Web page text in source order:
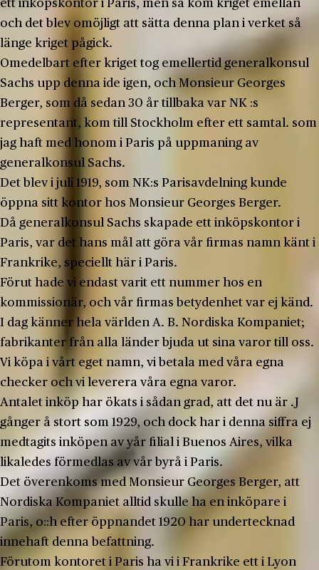
ett inköpskontor i Paris, men så kom kriget emellan
och det blev omöjligt att sätta denna plan i verket så
länge kriget pågick.
Omedelbart efter kriget tog emellertid generalkonsul
Sachs upp denna ide igen, och Monsieur Georges
Berger, som då sedan 30 år tillbaka var NK :s
representant, kom till Stockholm efter ett samtal. som
jag haft med honom i Paris på uppmaning av
generalkonsul Sachs.
Det blev i juli 1919, som NK:s Parisavdelning kunde
öppna sitt kontor hos Monsieur Georges Berger.
Då generalkonsul Sachs skapade ett inköpskontor i
Pa­ris, var det hans mål att göra vår firmas namn känt i
Frank­rike, speciellt här i Paris.
Förut hade vi endast varit ett nummer hos en
kommissio­när, och vår firmas betydenhet var ej känd.
I dag känner hela världen A. B. Nordiska Kompaniet;
fabrikanter från alla länder bjuda ut sina varor till oss.
Vi köpa i vårt eget namn, vi betala med våra egna
checker och vi leverera våra egna varor.
Antalet inköp har ökats i sådan grad, att det nu är .J
gånger å stort som 1929, och dock har i denna siffra ej
medtagits inköpen av yår filial i Buenos Aires, vilka
lika­ledes förmedlas av vår byrå i Paris.
Det överenkoms med Monsieur Georges Berger, att
Nordiska Kompaniet alltid skulle ha en inköpare i
Paris, o::h efter öppnandet 1920 har undertecknad
innehaft denna befattning.
Förutom kontoret i Paris ha vi i Frankrike ett i Lyon